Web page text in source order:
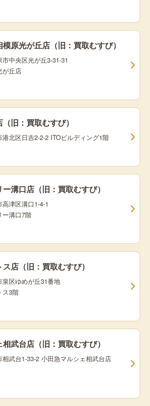
原光が丘店（旧：買取むすび）
中央区光が丘3-31-31
が丘店
旧：買取むすび）
北区日吉2-2-2 ITOビルディング1階
溝口店（旧：買取むすび）
津区溝口1-4-1
ー溝口7階
店（旧：買取むすび）
区ゆめが丘31番地
ス3階
武台店（旧：買取むすび）
武台1-33-2 小田急マルシェ相武台店